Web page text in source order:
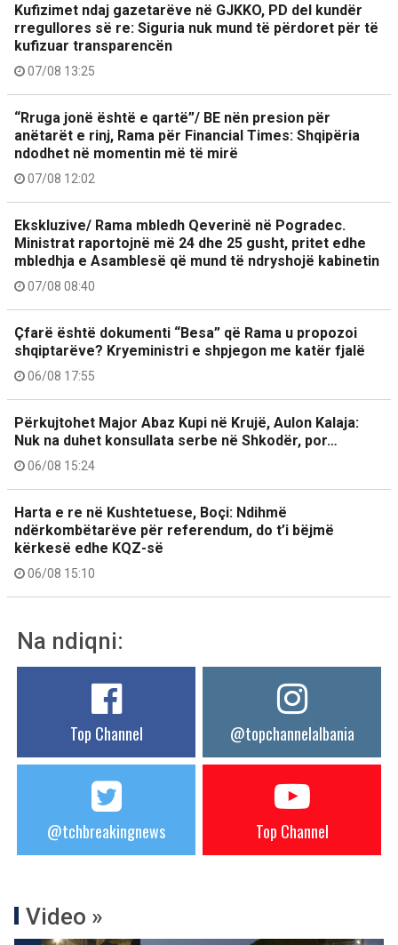
Kufizimet ndaj gazetarëve në GJKKO, PD del kundër
rregullores së re: Siguria nuk mund të përdoret për të
kufizuar transparencën
07/08 13:25
“Rruga jonë është e qartë”/ BE nën presion për
anëtarët e rinj, Rama për Financial Times: Shqipëria
ndodhet në momentin më të mirë
07/08 12:02
Ekskluzive/ Rama mbledh Qeverinë në Pogradec.
Ministrat raportojnë më 24 dhe 25 gusht, pritet edhe
mbledhja e Asamblesë që mund të ndryshojë kabinetin
07/08 08:40
Çfarë është dokumenti “Besa” që Rama u propozoi
shqiptarëve? Kryeministri e shpjegon me katër fjalë
06/08 17:55
Përkujtohet Major Abaz Kupi në Krujë, Aulon Kalaja:
Nuk na duhet konsullata serbe në Shkodër, por…
06/08 15:24
Harta e re në Kushtetuese, Boçi: Ndihmë
ndërkombëtarëve për referendum, do t’i bëjmë
kërkesë edhe KQZ-së
06/08 15:10
Na ndiqni:
Top Channel @topchannelalbania
@tchbreakingnews Top Channel
Video »